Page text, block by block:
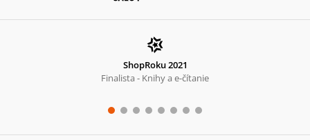
ShopRoku 2021
Finalista - Knihy a e-čítanie